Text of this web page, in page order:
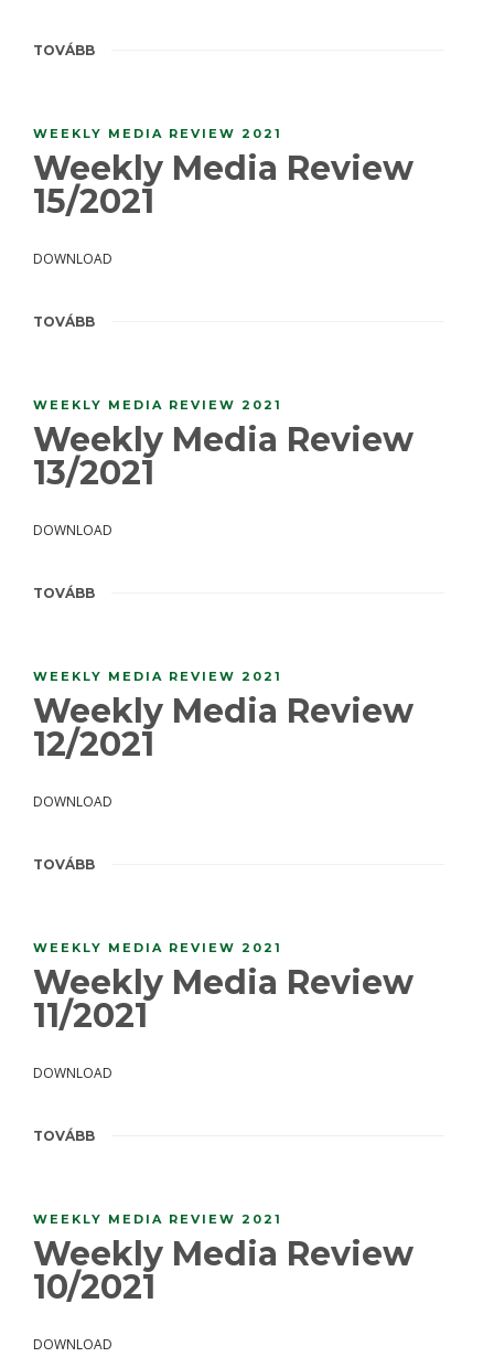
TOVÁBB
WEEKLY MEDIA REVIEW 2021
Weekly Media Review
15/2021
DOWNLOAD
TOVÁBB
WEEKLY MEDIA REVIEW 2021
Weekly Media Review
13/2021
DOWNLOAD
TOVÁBB
WEEKLY MEDIA REVIEW 2021
Weekly Media Review
12/2021
DOWNLOAD
TOVÁBB
WEEKLY MEDIA REVIEW 2021
Weekly Media Review
11/2021
DOWNLOAD
TOVÁBB
WEEKLY MEDIA REVIEW 2021
Weekly Media Review
10/2021
DOWNLOAD